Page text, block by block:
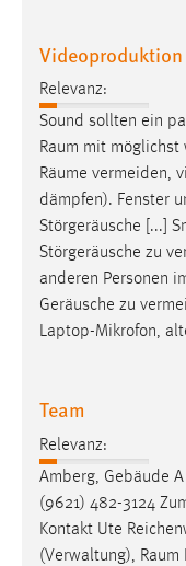
Videoproduktion
Relevanz:
Sound sollten ein
Raum mit möglichst
Räume vermeiden,
dämpfen). Fenster
Störgeräusche [...]
Störgeräusche zu
anderen Personen
Geräusche zu
Laptop-Mikrofon,
Team
Relevanz:
Amberg, Gebäude
(9621) 482-3124
Kontakt Ute
(Verwaltung), Raum